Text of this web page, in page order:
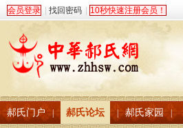
会员登录 找回密码 10秒快速注册会员！
郝氏门户 | 郝氏论坛 郝氏家园